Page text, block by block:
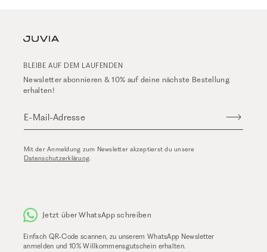
BLEIBE AUF DEM LAUFENDEN
Newsletter abonnieren & 10% auf deine nächste Bestellung
erhalten!
E-Mail-Adresse
Mit der Anmeldung zum Newsletter akzeptierst du unsere
Datenschutzerklärung.
Jetzt über WhatsApp schreiben
Einfach QR-Code scannen, zu unserem WhatsApp Newsletter
anmelden und 10% Willkommensgutschein erhalten.